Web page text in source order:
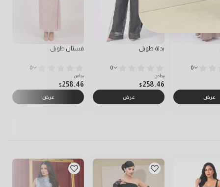
0
عرض
بدلة طويل
0
يبدأ من
258.46
$
عرض
فستان طويل
0
يبدأ من
258.46
$
عرض